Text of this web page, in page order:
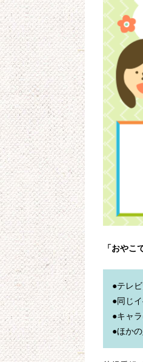
「おやこ
●テレ
●同じ
●キャ